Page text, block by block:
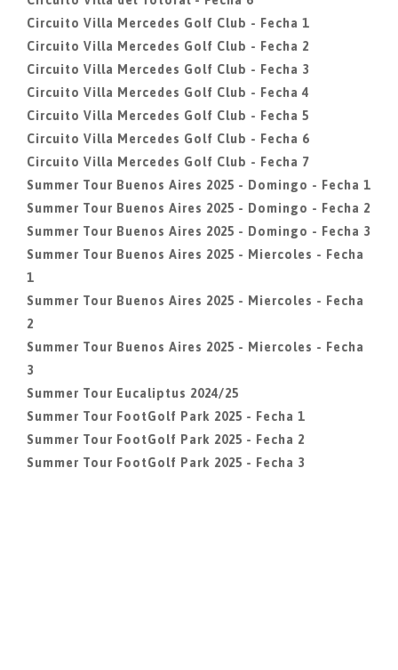
Circuito Villa Mercedes Golf Club - Fecha 1
Circuito Villa Mercedes Golf Club - Fecha 2
Circuito Villa Mercedes Golf Club - Fecha 3
Circuito Villa Mercedes Golf Club - Fecha 4
Circuito Villa Mercedes Golf Club - Fecha 5
Circuito Villa Mercedes Golf Club - Fecha 6
Circuito Villa Mercedes Golf Club - Fecha 7
Summer Tour Buenos Aires 2025 - Domingo - Fecha 1
Summer Tour Buenos Aires 2025 - Domingo - Fecha 2
Summer Tour Buenos Aires 2025 - Domingo - Fecha 3
Summer Tour Buenos Aires 2025 - Miercoles - Fecha
1
Summer Tour Buenos Aires 2025 - Miercoles - Fecha
2
Summer Tour Buenos Aires 2025 - Miercoles - Fecha
3
Summer Tour Eucaliptus 2024/25
Summer Tour FootGolf Park 2025 - Fecha 1
Summer Tour FootGolf Park 2025 - Fecha 2
Summer Tour FootGolf Park 2025 - Fecha 3